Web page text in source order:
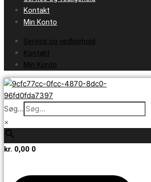
Kontakt
Min Konto
Service og vedligehold
Kontakt
Min Konto
Søg...
×
kr. 0,00 0